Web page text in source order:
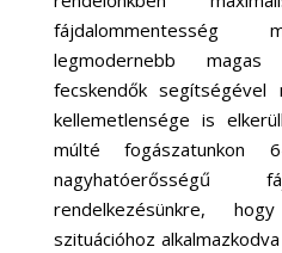
fájdalommentesség
legmodernebb
fecskendők
kellemetlensége is
múlté fogászatunkon
nagyhatóerősségű
rendelkezésünkre,
szituációhoz